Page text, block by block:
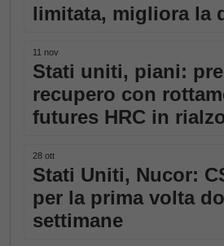
limitata, migliora la
11 nov
Stati uniti, piani:
recupero con
futures HRC in
28 ott
Stati Uniti, Nucor:
per la prima volta
settimane